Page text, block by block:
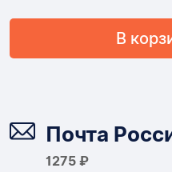
В
Почта
1275 ₽